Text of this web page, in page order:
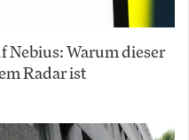
Nebius: Warum dieser
Radar ist